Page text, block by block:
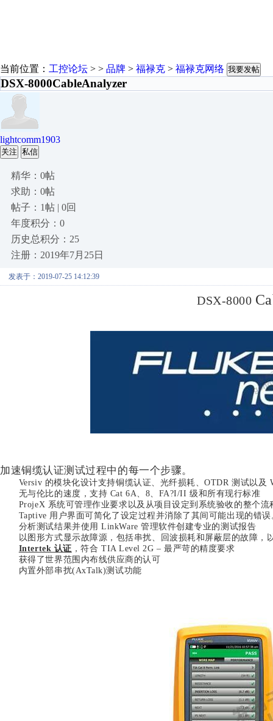
当前位置： 工控论坛 > > 品牌 > 福禄克 > 福禄克网络 我要发帖
DSX-8000CableAnalyzer
lightcomm1903
关注 私信
精华：0帖
求助：0帖
帖子：1帖 | 0回
年度积分：0
历史总积分：25
注册：2019年7月25日
发表于：2019-07-25 14:12:39
DSX-8000
加速铜缆认证测试过程中的每一个步骤。
Versiv 的模块化设计支持铜缆认证、光纤损耗、OTDR 测试以及
无与伦比的速度，支持 Cat 6A、8、FA?I/II 级和所有现行标准
ProjeX 系统可管理作业要求以及从项目设定到系统验收的整个
Taptive 用户界面可简化了设定过程并消除了其间可能出现的错误
分析测试结果并使用 LinkWare 管理软件创建专业的测试报告
以图形方式显示故障源，包括串扰、回波损耗和屏蔽层的故障，
Intertek 认证 ，符合 TIA Level 2G – 最严苛的精度要求
获得了世界范围内布线供应商的认可
内置外部串扰(AxTalk)测试功能